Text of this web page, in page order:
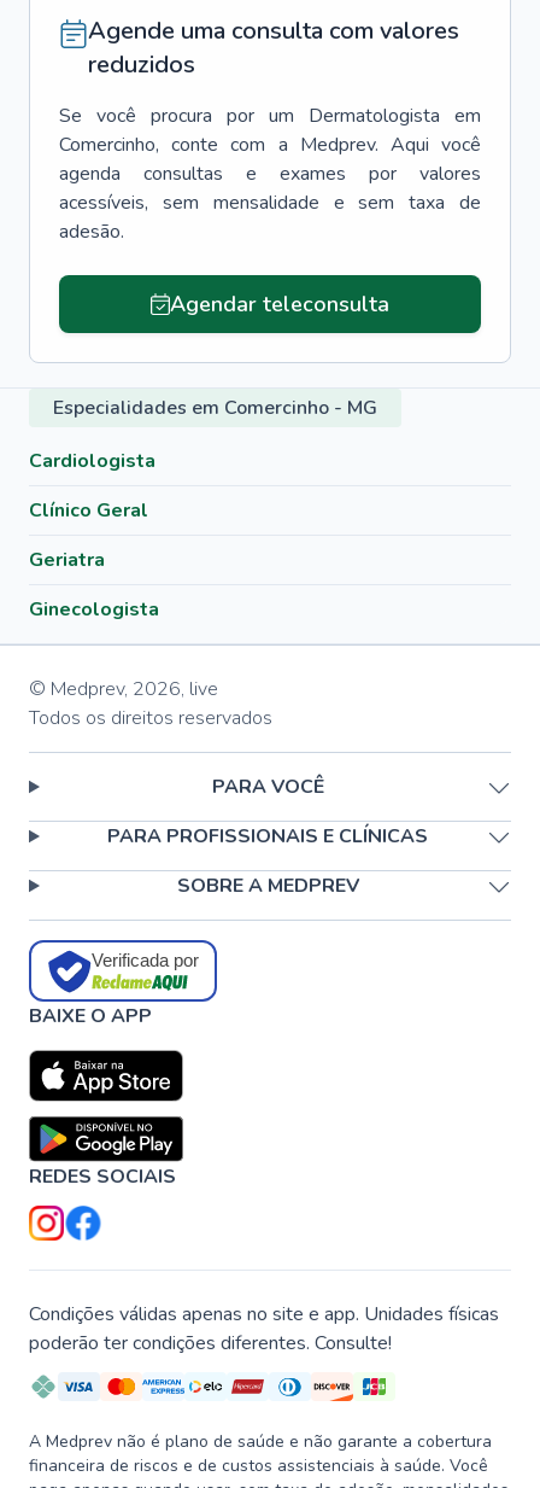
Agende uma consulta com valores
reduzidos
Se você procura por um Dermatologista em
Comercinho, conte com a Medprev. Aqui você
agenda consultas e exames por valores
acessíveis, sem mensalidade e sem taxa de
adesão.
Agendar teleconsulta
Especialidades em Comercinho - MG
Cardiologista
Clínico Geral
Geriatra
Ginecologista
© Medprev, 2026, live
Todos os direitos reservados
PARA VOCÊ
PARA PROFISSIONAIS E CLÍNICAS
SOBRE A MEDPREV
Verificada por
BAIXE O APP
REDES SOCIAIS
Condições válidas apenas no site e app. Unidades físicas
poderão ter condições diferentes. Consulte!
A Medprev não é plano de saúde e não garante a cobertura
financeira de riscos e de custos assistenciais à saúde. Você